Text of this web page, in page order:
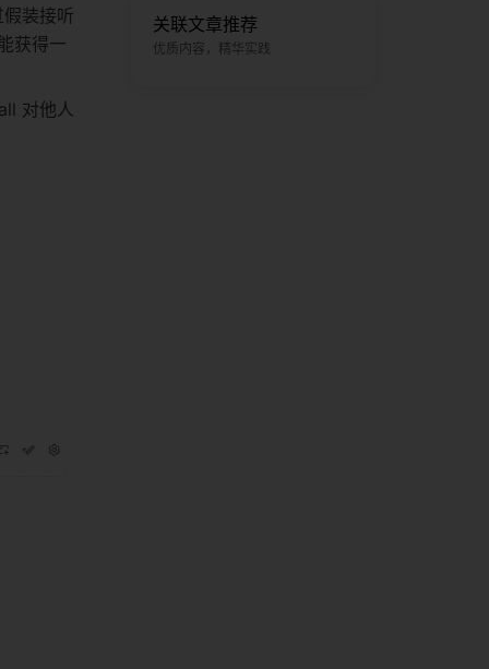
装接听
获得一
对他人
关联文章推荐
优质内容，精华实践